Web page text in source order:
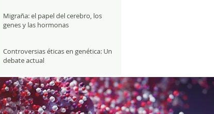
Migraña: el papel del cerebro, los
genes y las hormonas
Controversias éticas en genética: Un
debate actual